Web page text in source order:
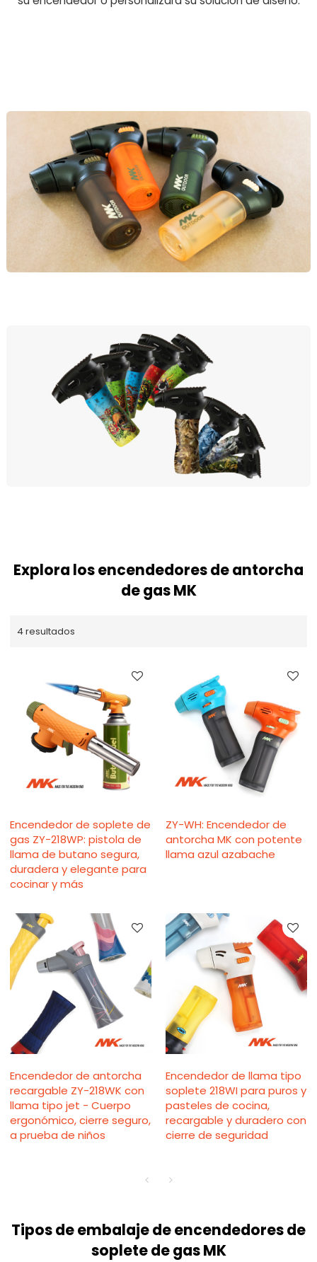
Explora los encendedores de antorcha
de gas MK
4 resultados
Encendedor de soplete de
gas ZY-218WP: pistola de
llama de butano segura,
duradera y elegante para
cocinar y más
ZY-WH: Encendedor de
antorcha MK con potente
llama azul azabache
Encendedor de antorcha
recargable ZY-218WK con
llama tipo jet - Cuerpo
ergonómico, cierre seguro,
a prueba de niños
Encendedor de llama tipo
soplete 218WI para puros y
pasteles de cocina,
recargable y duradero con
cierre de seguridad
Tipos de embalaje de encendedores de
soplete de gas MK